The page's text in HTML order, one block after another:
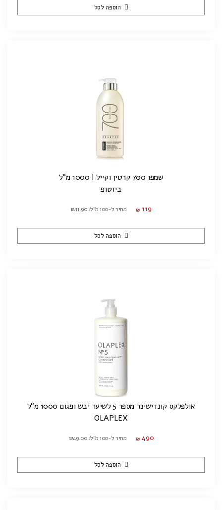
הוספה לסל
שמפו 700 קרטין וקייל | 1000 מ"ל
ביוטופ
₪ 119 מחיר ל-100 מ"ל: ₪11.90
הוספה לסל
אולפלקס קונדישינר מספר 5 לשיער יבש ופגום 1000 מ"ל
OLAPLEX
₪ 490 מחיר ל-100 מ"ל: ₪49.00
הוספה לסל